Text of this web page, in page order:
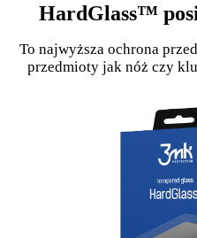
HardGlass™
To najwyższa ochrona
przedmioty jak nóż czy